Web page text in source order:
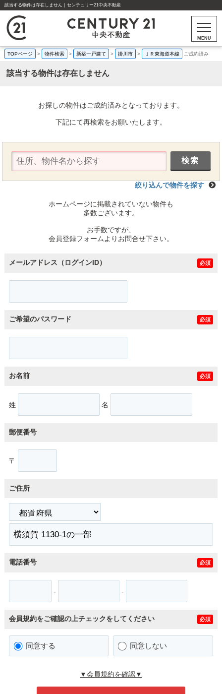
該当する物件は存在しません｜センチュリー21中央不動産
MENU
TOPページ > 物件検索 > 新築一戸建て > 掛川市 > ＪＲ東海道本線 ご成約済み
該当する物件は存在しません
お探しの物件はご成約済みとなっております。
下記にて再検索をお願いたします。
絞り込んで物件を探す
ホームページに掲載されていない物件も
多数ございます。
お手数ですが、
会員登録フォームよりお問合せ下さい。
メールアドレス（ログインID） 必須
ご希望のパスワード 必須
お名前 必須
姓 名
郵便番号
〒
ご住所
電話番号 必須
- -
会員規約をご確認の上チェックをしてください 必須
同意する 同意しない
▼会員規約を確認▼